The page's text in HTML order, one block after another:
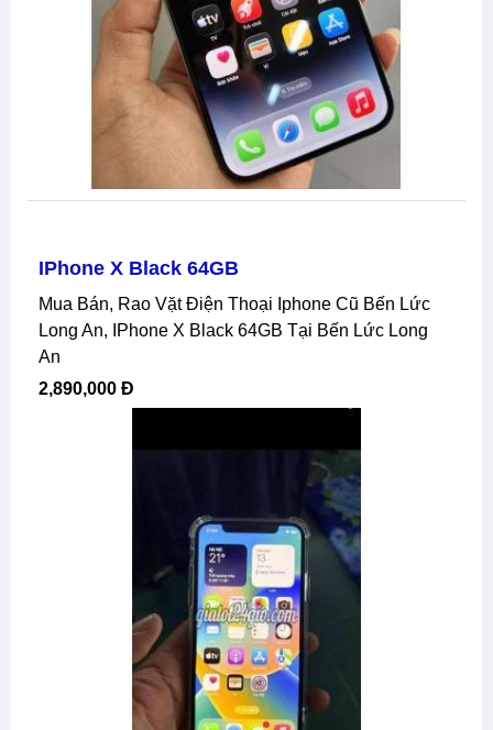
IPhone X Black 64GB
Mua Bán, Rao Vặt Điện Thoại Iphone Cũ Bến Lức
Long An, IPhone X Black 64GB Tại Bến Lức Long
An
2,890,000 Đ